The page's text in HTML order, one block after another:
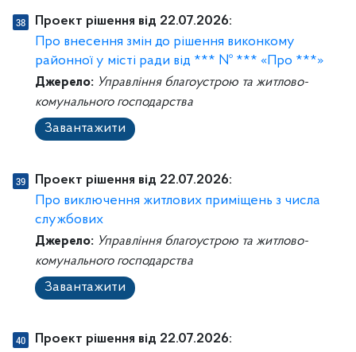
Проект рішення від 22.07.2026:
Про внесення змін до рішення виконкому
районної у місті ради від *** № *** «Про ***»
Джерело: Управління благоустрою та житлово-
комунального господарства
Завантажити
Проект рішення від 22.07.2026:
Про виключення житлових приміщень з числа
службових
Джерело: Управління благоустрою та житлово-
комунального господарства
Завантажити
Проект рішення від 22.07.2026: